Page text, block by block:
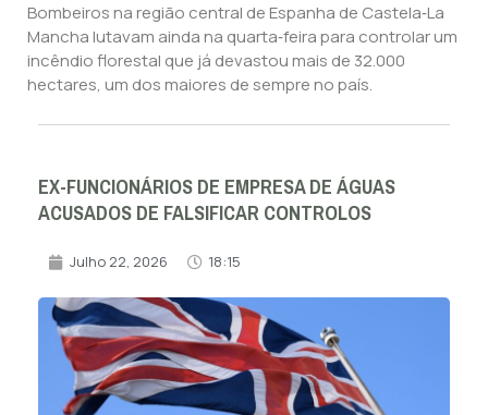
Bombeiros na região central de Espanha de Castela‑La
Mancha lutavam ainda na quarta‑feira para controlar um
incêndio florestal que já devastou mais de 32.000
hectares, um dos maiores de sempre no país.
EX-FUNCIONÁRIOS DE EMPRESA DE ÁGUAS
ACUSADOS DE FALSIFICAR CONTROLOS
Julho 22, 2026 18:15